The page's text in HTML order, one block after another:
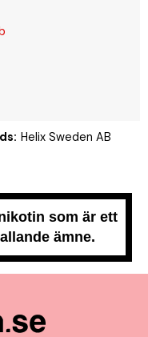
Helix Sweden AB
som är ett
ämne.